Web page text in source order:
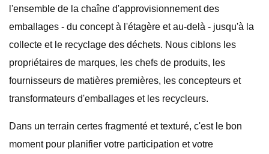
l'ensemble de la chaîne d'approvisionnement des
emballages - du concept à l'étagère et au-delà - jusqu'à la
collecte et le recyclage des déchets. Nous ciblons les
propriétaires de marques, les chefs de produits, les
fournisseurs de matières premières, les concepteurs et
transformateurs d'emballages et les recycleurs.
Dans un terrain certes fragmenté et texturé, c'est le bon
moment pour planifier votre participation et votre